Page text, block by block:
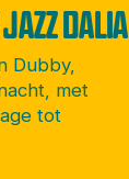
DALIA
Dubby,
met
tot